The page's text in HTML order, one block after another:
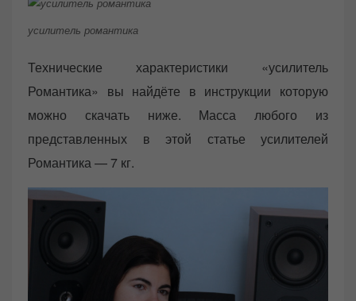
усилитель романтика
Технические характеристики «усилитель
Романтика» вы найдёте в инструкции которую
можно скачать ниже. Масса любого из
представленных в этой статье усилителей
Романтика — 7 кг.